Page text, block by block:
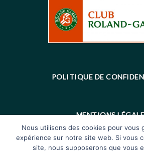
POLITIQUE DE
MENTIONS
Nous utilisons des cookies pour vous
expérience sur notre site web. Si vous
site, nous supposerons que vous